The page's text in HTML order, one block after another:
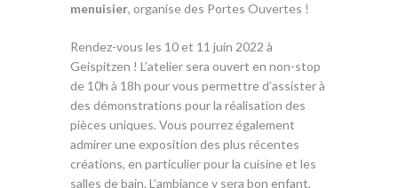
menuisier, organise des Portes Ouvertes !
Rendez-vous les 10 et 11 juin 2022 à
Geispitzen ! L’atelier sera ouvert en non-stop
de 10h à 18h pour vous permettre d’assister à
des démonstrations pour la réalisation des
pièces uniques. Vous pourrez également
admirer une exposition des plus récentes
créations, en particulier pour la cuisine et les
salles de bain. L’ambiance y sera bon enfant,